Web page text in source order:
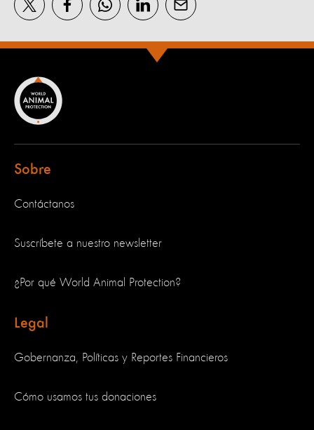
Sobre
Contáctanos
Suscríbete a nuestro newsletter
¿Por qué World Animal Protection?
Legal
Gobernanza, Políticas y Reportes Financieros
Cómo usamos tus donaciones